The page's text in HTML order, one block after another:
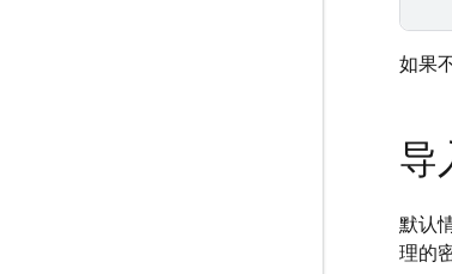
如果
导
默认
理的